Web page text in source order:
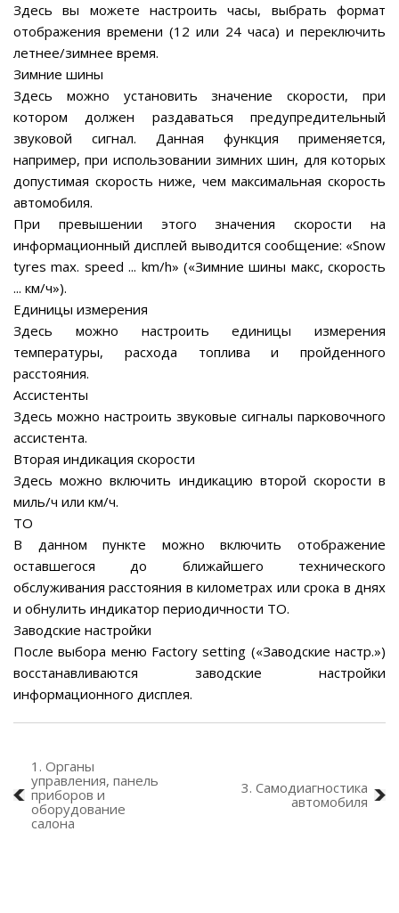
Здесь вы можете настроить часы, выбрать формат
отображения времени (12 или 24 часа) и переключить
летнее/зимнее время.
Зимние шины
Здесь можно установить значение скорости, при
котором должен раздаваться предупредительный
звуковой сигнал. Данная функция применяется,
например, при использовании зимних шин, для которых
допустимая скорость ниже, чем максимальная скорость
автомобиля.
При превышении этого значения скорости на
информационный дисплей выводится сообщение: «Snow
tyres max. speed ... km/h» («Зимние шины макс, скорость
... км/ч»).
Единицы измерения
Здесь можно настроить единицы измерения
температуры, расхода топлива и пройденного
расстояния.
Ассистенты
Здесь можно настроить звуковые сигналы парковочного
ассистента.
Вторая индикация скорости
Здесь можно включить индикацию второй скорости в
миль/ч или км/ч.
ТО
В данном пункте можно включить отображение
оставшегося до ближайшего технического
обслуживания расстояния в километрах или срока в днях
и обнулить индикатор периодичности ТО.
Заводские настройки
После выбора меню Factory setting («Заводские настр.»)
восстанавливаются заводские настройки
информационного дисплея.
1. Органы
управления, панель
приборов и
оборудование
салона
3. Самодиагностика
автомобиля